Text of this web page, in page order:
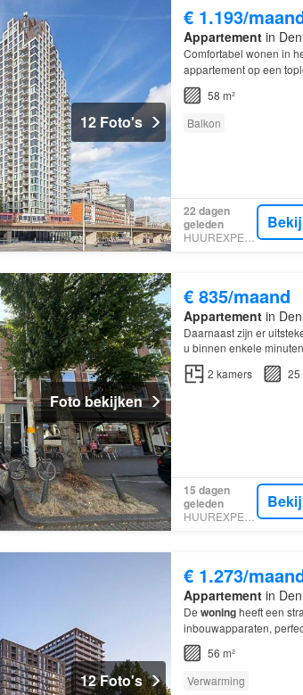
12 Foto's
€ 1.193/
Appartementin Den
Comfortabel wonen in
appartement op een
woonkamer vormt het
58 m²
Balkon
22 dagen
geleden
HUUREXPERT
Foto bekijken
€ 835/maand
Appartementin Den
Daarnaast zijn er
u binnen enkele
fiets bent u binnen circa
2 kamers 25
15 dagen
geleden
HUUREXPERT
12 Foto's
€ 1.273/
Appartementin Den
De woningheeft een
inbouwapparaten,
56 m²
Verwarming